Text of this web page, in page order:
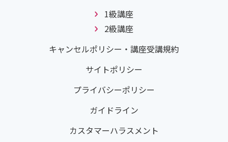
1級講座
2級講座
キャンセルポリシー・講座受講規約
サイトポリシー
プライバシーポリシー
ガイドライン
カスタマーハラスメント